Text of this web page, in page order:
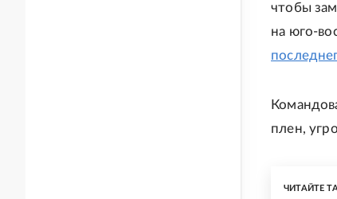
чтобы
на юго-
плен,
ЧИТАЙТЕ